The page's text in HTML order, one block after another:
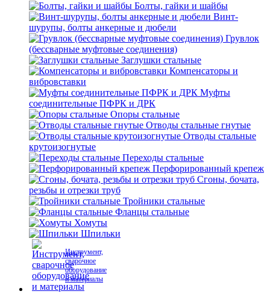
Болты, гайки и шайбы
Винт-
шурупы, болты анкерные и дюбели
Грувлок
(бессварные муфтовые соединения)
Заглушки стальные
Компенсаторы и
вибровставки
Муфты
соединительные ПФРК и ДРК
Опоры стальные
Отводы стальные гнутые
Отводы стальные
крутоизогнутые
Переходы стальные
Перфорированный крепеж
Сгоны, бочата,
резьбы и отрезки труб
Тройники стальные
Фланцы стальные
Хомуты
Шпильки
Инструмент,
сварочное
оборудование
и материалы